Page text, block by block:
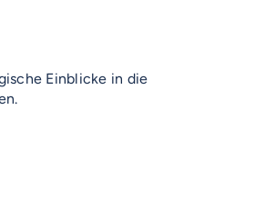
Einblicke in die